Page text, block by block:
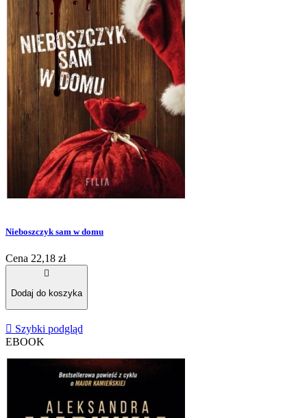
Nieboszczyk sam w domu
Cena 22,18 zł

Dodaj do koszyka
 Szybki podgląd
EBOOK